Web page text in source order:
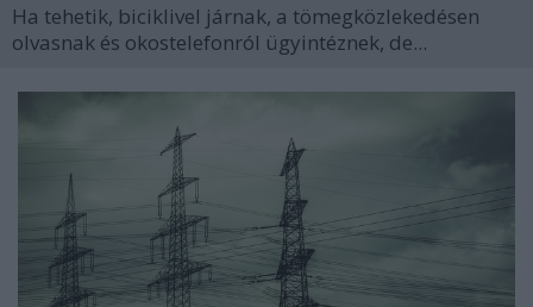
Ha tehetik, biciklivel járnak, a tömegközlekedésen
olvasnak és okostelefonról ügyintéznek, de...